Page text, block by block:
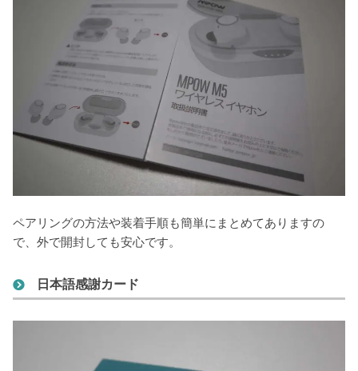
ペアリングの方法や装着手順も簡単にまとめてありますの
で、外で開封しても安心です。
日本語感謝カード